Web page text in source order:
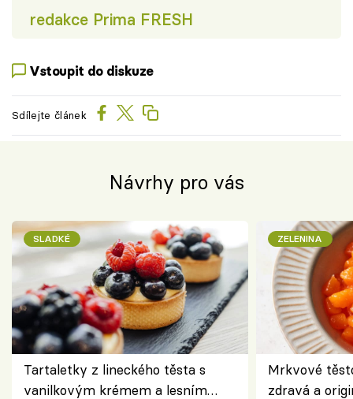
redakce Prima FRESH
Vstoupit do diskuze
Sdílejte článek
Návrhy pro vás
SLADKÉ
Tartaletky z lineckého těsta s
vanilkovým krémem a lesním
ZELENINA
Mrkvové
zdravá a